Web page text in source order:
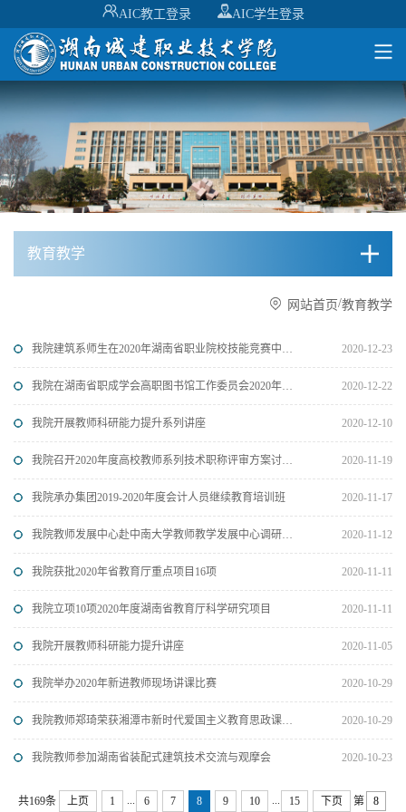
AIC教工登录 AIC学生登录
教育教学
网站首页/教育教学
我院建筑系师生在2020年湖南省职业院校技能竞赛中获得佳绩 2020-12-23
我院在湖南省职成学会高职图书馆工作委员会2020年学术年会中喜获佳绩 2020-12-22
我院开展教师科研能力提升系列讲座 2020-12-10
我院召开2020年度高校教师系列技术职称评审方案讨论会 2020-11-19
我院承办集团2019-2020年度会计人员继续教育培训班 2020-11-17
我院教师发展中心赴中南大学教师教学发展中心调研学习 2020-11-12
我院获批2020年省教育厅重点项目16项 2020-11-11
我院立项10项2020年度湖南省教育厅科学研究项目 2020-11-11
我院开展教师科研能力提升讲座 2020-11-05
我院举办2020年新进教师现场讲课比赛 2020-10-29
我院教师郑琦荣获湘潭市新时代爱国主义教育思政课（大学组）决赛一等奖 2020-10-29
我院教师参加湖南省装配式建筑技术交流与观摩会 2020-10-23
共169条 上页 1 ... 6 7 8 9 10 ... 15 下页 第